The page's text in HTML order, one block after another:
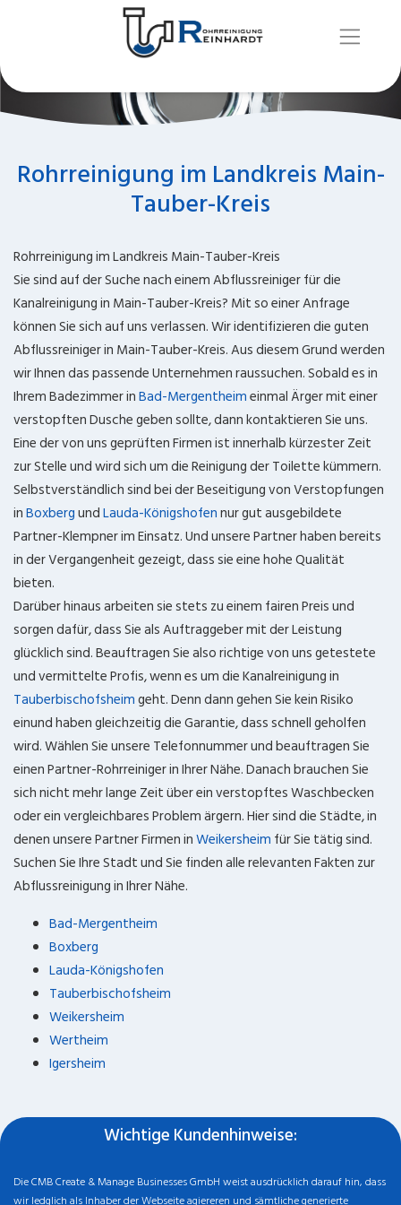
Rohrreinigung im Landkreis Main-
Tauber-Kreis
Rohrreinigung im Landkreis Main-Tauber-Kreis
Sie sind auf der Suche nach einem Abflussreiniger für die
Kanalreinigung in Main-Tauber-Kreis? Mit so einer Anfrage
können Sie sich auf uns verlassen. Wir identifizieren die guten
Abflussreiniger in Main-Tauber-Kreis. Aus diesem Grund werden
wir Ihnen das passende Unternehmen raussuchen. Sobald es in
Ihrem Badezimmer inBad-Mergentheimeinmal Ärger mit einer
verstopften Dusche geben sollte, dann kontaktieren Sie uns.
Eine der von uns geprüften Firmen ist innerhalb kürzester Zeit
zur Stelle und wird sich um die Reinigung der Toilette kümmern.
Selbstverständlich sind bei der Beseitigung von Verstopfungen
inBoxbergundLauda-Königshofennur gut ausgebildete
Partner-Klempner im Einsatz. Und unsere Partner haben bereits
in der Vergangenheit gezeigt, dass sie eine hohe Qualität
bieten.
Darüber hinaus arbeiten sie stets zu einem fairen Preis und
sorgen dafür, dass Sie als Auftraggeber mit der Leistung
glücklich sind. Beauftragen Sie also richtige von uns getestete
und vermittelte Profis, wenn es um die Kanalreinigung in
Tauberbischofsheimgeht. Denn dann gehen Sie kein Risiko
einund haben gleichzeitig die Garantie, dass schnell geholfen
wird. Wählen Sie unsere Telefonnummer und beauftragen Sie
einen Partner-Rohrreiniger in Ihrer Nähe. Danach brauchen Sie
sich nicht mehr lange Zeit über ein verstopftes Waschbecken
oder ein vergleichbares Problem ärgern. Hier sind die Städte, in
denen unsere Partner Firmen inWeikersheim für Sie tätig sind.
Suchen Sie Ihre Stadt und Sie finden alle relevanten Fakten zur
Abflussreinigung in Ihrer Nähe.
Bad-Mergentheim
Boxberg
Lauda-Königshofen
Tauberbischofsheim
Weikersheim
Wertheim
Igersheim
Wichtige Kundenhinweise:
Die CMB Create & Manage Businesses GmbH weist ausdrücklich darauf hin, dass
wir ledglich als Inhaber der Webseite agiereren und sämtliche generierte